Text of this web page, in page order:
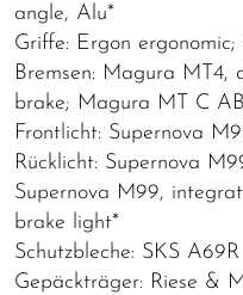
angle, Alu*
Griffe: Ergon
Bremsen: Magura MT4,
brake; Magura MT C
Frontlicht: Supernova
Rücklicht: Supernova
Supernova M99,
brake light*
Schutzbleche: SKS A69R
Gepäckträger: Riese &